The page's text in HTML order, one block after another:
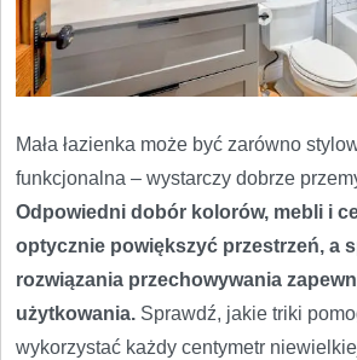
Mała łazienka może być zarówno
funkcjonalna – wystarczy dobrze
Odpowiedni dobór kolorów, mebli i
optycznie powiększyć przestrzeń, a
rozwiązania przechowywania
użytkowania. Sprawdź, jakie triki
wykorzystać każdy centymetr